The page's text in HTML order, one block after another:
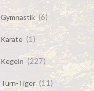
Gymnastik (6)
Karate (1)
Kegeln (227)
Turn-Tiger (11)